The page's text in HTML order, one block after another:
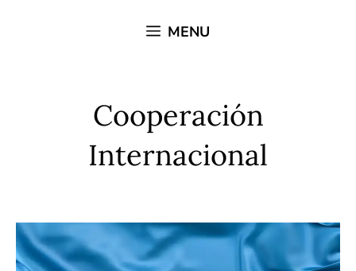
MENU
Cooperación
Internacional